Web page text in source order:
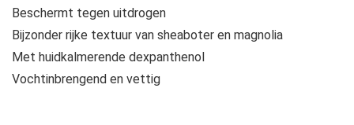
Beschermt tegen uitdrogen
Bijzonder rijke textuur van sheaboter en magnolia
Met huidkalmerende dexpanthenol
Vochtinbrengend en vettig